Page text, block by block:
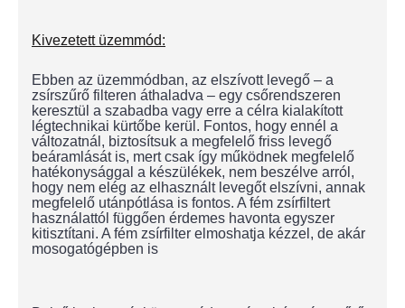
Kivezetett üzemmód:
Ebben az üzemmódban, az elszívott levegő – a
zsírszűrő filteren áthaladva – egy csőrendszeren
keresztül a szabadba vagy erre a célra kialakított
légtechnikai kürtőbe kerül. Fontos, hogy ennél a
változatnál, biztosítsuk a megfelelő friss levegő
beáramlását is, mert csak így működnek megfelelő
hatékonysággal a készülékek, nem beszélve arról,
hogy nem elég az elhasznált levegőt elszívni, annak
megfelelő utánpótlása is fontos. A fém zsírfiltert
használattól függően érdemes havonta egyszer
kitisztítani. A fém zsírfilter elmoshatja kézzel, de akár
mosogatógépben is